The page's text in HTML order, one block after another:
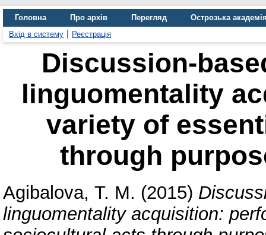
Головна Про архів Перегляд
Острозька
Вхід в систему
Реєстрація
Discussion-
linguomentality
variety of
through
Agibalova, Т. М. (2015)
linguomentality acquisition: